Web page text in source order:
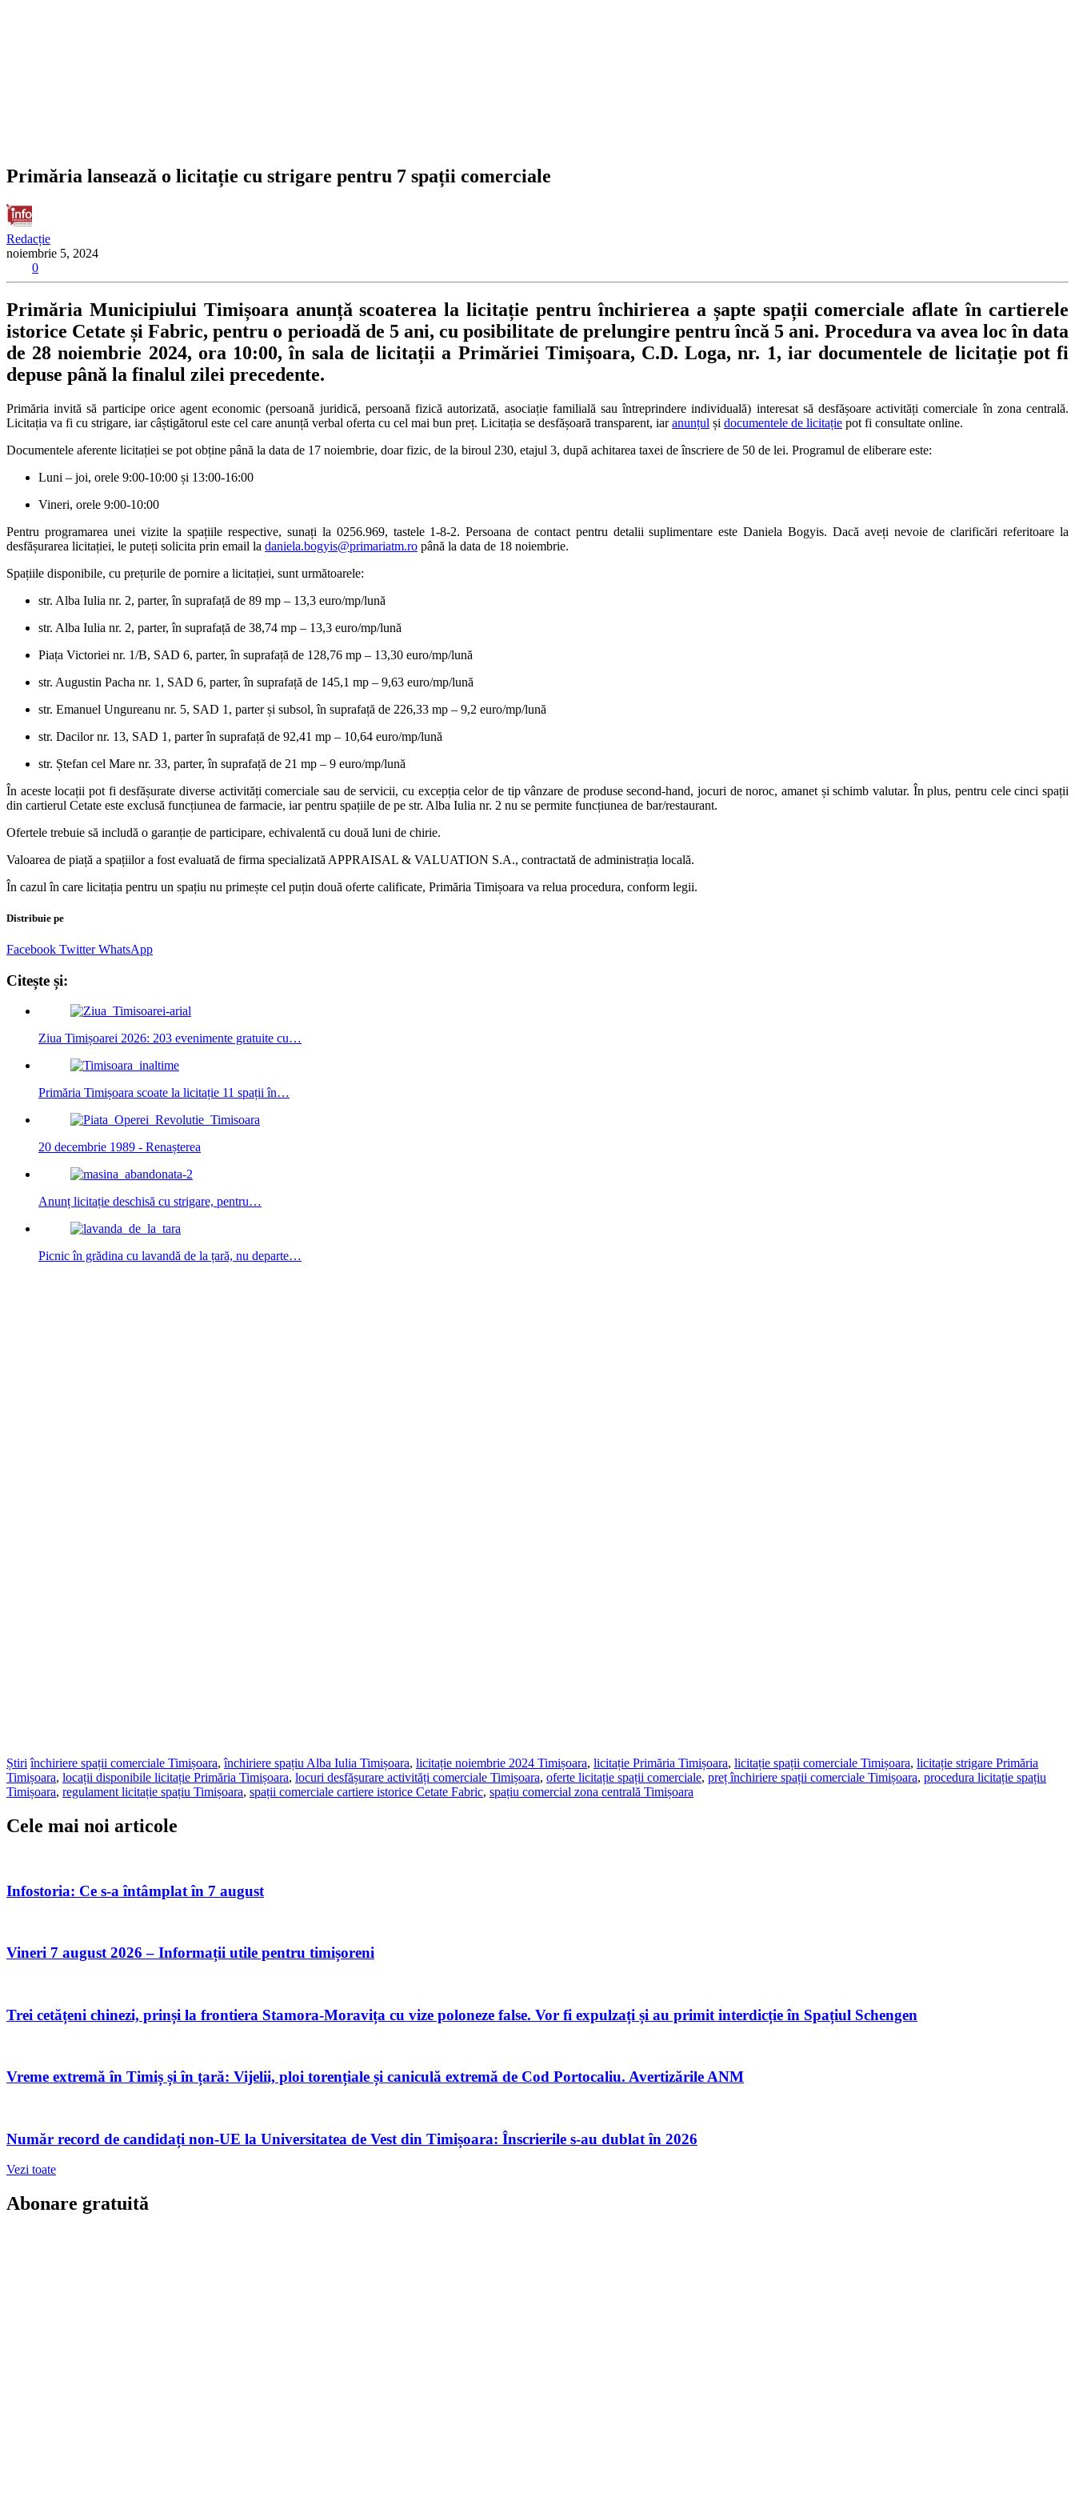
Primăria lansează o licitație cu strigare pentru 7 spații comerciale
Redacție
noiembrie 5, 2024
0
Primăria Municipiului Timișoara anunță scoaterea la licitație pentru închirierea a șapte spații comerciale aflate în cartierele
istorice Cetate și Fabric, pentru o perioadă de 5 ani, cu posibilitate de prelungire pentru încă 5 ani. Procedura va avea loc în data
de 28 noiembrie 2024, ora 10:00, în sala de licitații a Primăriei Timișoara, C.D. Loga, nr. 1, iar documentele de licitație pot fi
depuse până la finalul zilei precedente.
Primăria invită să participe orice agent economic (persoană juridică, persoană fizică autorizată, asociație familială sau întreprindere individuală) interesat să desfășoare activități comerciale în zona centrală.
Licitația va fi cu strigare, iar câștigătorul este cel care anunță verbal oferta cu cel mai bun preț. Licitația se desfășoară transparent, iaranunțul și documentele de licitație pot fi consultate online.
Documentele aferente licitației se pot obține până la data de 17 noiembrie, doar fizic, de la biroul 230, etajul 3, după achitarea taxei de înscriere de 50 de lei. Programul de eliberare este:
Luni – joi, orele 9:00-10:00 și 13:00-16:00
Vineri, orele 9:00-10:00
Pentru programarea unei vizite la spațiile respective, sunați la 0256.969, tastele 1-8-2. Persoana de contact pentru detalii suplimentare este Daniela Bogyis. Dacă aveți nevoie de clarificări referitoare la
desfășurarea licitației, le puteți solicita prin email la daniela.bogyis@primariatm.ro până la data de 18 noiembrie.
Spațiile disponibile, cu prețurile de pornire a licitației, sunt următoarele:
str. Alba Iulia nr. 2, parter, în suprafață de 89 mp – 13,3 euro/mp/lună
str. Alba Iulia nr. 2, parter, în suprafață de 38,74 mp – 13,3 euro/mp/lună
Piața Victoriei nr. 1/B, SAD 6, parter, în suprafață de 128,76 mp – 13,30 euro/mp/lună
str. Augustin Pacha nr. 1, SAD 6, parter, în suprafață de 145,1 mp – 9,63 euro/mp/lună
str. Emanuel Ungureanu nr. 5, SAD 1, parter și subsol, în suprafață de 226,33 mp – 9,2 euro/mp/lună
str. Dacilor nr. 13, SAD 1, parter în suprafață de 92,41 mp – 10,64 euro/mp/lună
str. Ștefan cel Mare nr. 33, parter, în suprafață de 21 mp – 9 euro/mp/lună
În aceste locații pot fi desfășurate diverse activități comerciale sau de servicii, cu excepția celor de tip vânzare de produse second-hand, jocuri de noroc, amanet și schimb valutar. În plus, pentru cele cinci spații
din cartierul Cetate este exclusă funcțiunea de farmacie, iar pentru spațiile de pe str. Alba Iulia nr. 2 nu se permite funcțiunea de bar/restaurant.
Ofertele trebuie să includă o garanție de participare, echivalentă cu două luni de chirie.
Valoarea de piață a spațiilor a fost evaluată de firma specializată APPRAISAL & VALUATION S.A., contractată de administrația locală.
În cazul în care licitația pentru un spațiu nu primește cel puțin două oferte calificate, Primăria Timișoara va relua procedura, conform legii.
Distribuie pe
Facebook Twitter WhatsApp
Citește și:
Ziua Timișoarei 2026: 203 evenimente gratuite cu…
Primăria Timișoara scoate la licitație 11 spații în…
20 decembrie 1989 - Renașterea
Anunț licitație deschisă cu strigare, pentru…
Picnic în grădina cu lavandă de la țară, nu departe…
Știri închiriere spații comerciale Timișoara,închiriere spațiu Alba Iulia Timișoara, licitație noiembrie 2024 Timișoara, licitație Primăria Timișoara, licitație spații comerciale Timișoara, licitație strigare Primăria
Timișoara, locații disponibile licitație Primăria Timișoara, locuri desfășurare activități comerciale Timișoara, oferte licitație spații comerciale, preț închiriere spații comerciale Timișoara, procedura licitație spațiu
Timișoara, regulament licitație spațiu Timișoara, spații comerciale cartiere istorice Cetate Fabric, spațiu comercial zona centrală Timișoara
Cele mai noi articole
Infostoria: Ce s-a întâmplat în 7 august
Vineri 7 august 2026 – Informații utile pentru timișoreni
Trei cetățeni chinezi, prinși la frontiera Stamora-Moravița cu vize poloneze false. Vor fi expulzați și au primit interdicție în Spațiul Schengen
Vreme extremă în Timiș și în țară: Vijelii, ploi torențiale și caniculă extremă de Cod Portocaliu. Avertizările ANM
Număr record de candidați non-UE la Universitatea de Vest din Timișoara: Înscrierile s-au dublat în 2026
Vezi toate
Abonare gratuită